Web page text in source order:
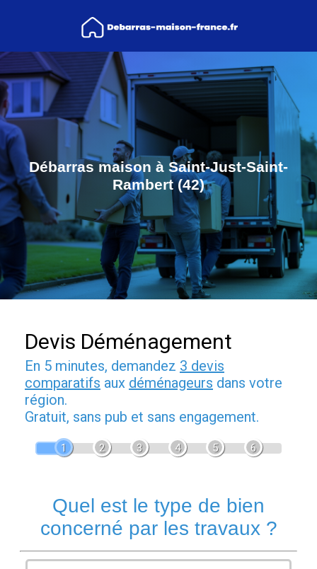
Débarras maison à Saint-Just-Saint-
Rambert (42)
Devis Déménagement
En 5 minutes, demandez 3 devis
comparatifs aux déménageurs dans votre
région.
Gratuit, sans pub et sans engagement.
1 2 3 4 5 6
Quel est le type de bien
concerné par les travaux ?